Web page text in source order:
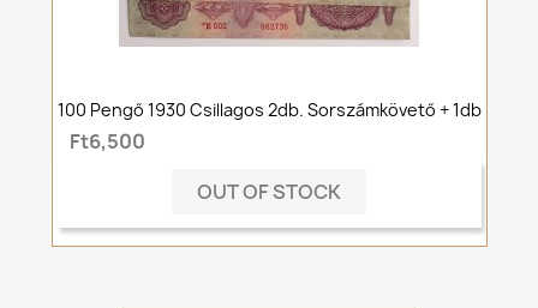
100 Pengő 1930 Csillagos 2db. Sorszámkövető + 1db
Ft6,500
OUT OF STOCK